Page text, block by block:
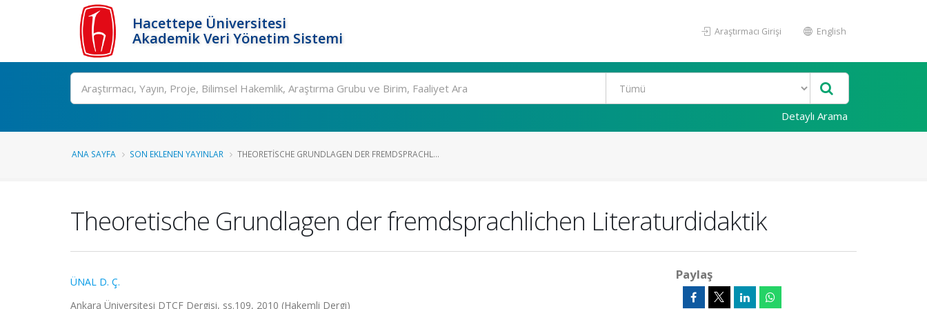
Hacettepe Üniversitesi
Akademik Veri Yönetim Sistemi
Araştırmacı Girişi English
Ara
Detaylı Arama
ANA SAYFA SON EKLENEN YAYINLAR THEORETISCHE GRUNDLAGEN DER FREMDSPRACHL...
Theoretische Grundlagen der fremdsprachlichen Literaturdidaktik
ÜNAL D. Ç.
Ankara Üniversitesi DTCF Dergisi, ss.109, 2010 (Hakemli Dergi)
Paylaş